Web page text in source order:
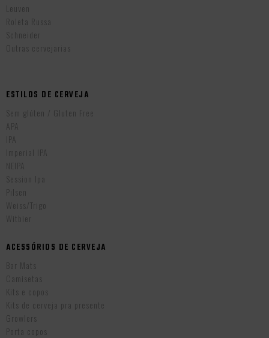
Leuven
Roleta Russa
Schneider
Outras cervejarias
ESTILOS DE CERVEJA
Sem glúten / Gluten Free
APA
IPA
Imperial IPA
NEIPA
Session Ipa
Pilsen
Weiss/Trigo
Witbier
ACESSÓRIOS DE CERVEJA
Bar Mats
Camisetas
Kits e copos
Kits de cerveja pra presente
Growlers
Porta copos